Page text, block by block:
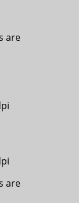
are
are